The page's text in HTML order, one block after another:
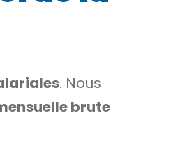
. Nous
brute